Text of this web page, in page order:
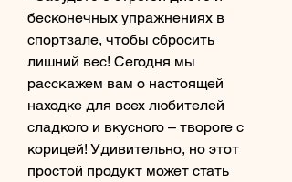
бесконечных упражнениях в
спортзале, чтобы сбросить
лишний вес! Сегодня мы
расскажем вам о настоящей
находке для всех любителей
сладкого и вкусного – твороге с
корицей! Удивительно, но этот
простой продукт может стать